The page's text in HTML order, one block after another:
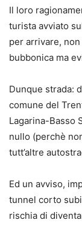
Il loro
turista avviato
per arrivare,
bubbonica ma
Dunque strada:
comune del
Lagarina-Basso
nullo (perchè
tutt’altre
Ed un avviso,
tunnel corto
rischia di